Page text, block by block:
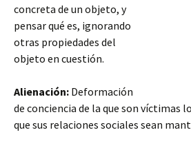
concreta de un objeto, y
pensar qué es, ignorando
otras propiedades del
objeto en cuestión.
Alienación: Deformación
de conciencia de la que son víctimas
que sus relaciones sociales sean